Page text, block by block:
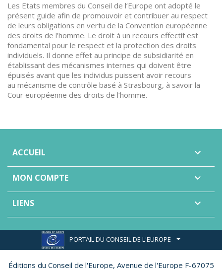
Les Etats membres du Conseil de l’Europe ont adopté le
présent guide afin de promouvoir et contribuer au respect
de leurs obligations en vertu de la Convention européenne
des droits de l’homme. Le droit à un recours effectif est
fondamental pour le respect et la protection des droits
individuels. Il donne effet au principe de subsidiarité en
établissant des mécanismes internes qui doivent être
épuisés avant que les individus puissent avoir recours
au mécanisme de contrôle basé à Strasbourg, à savoir la
Cour européenne des droits de l’homme.
ACCUEIL 
MON COMPTE 
LIENS 
PORTAIL DU CONSEIL DE L'EUROPE
Éditions du Conseil de l'Europe, Avenue de l'Europe F-67075